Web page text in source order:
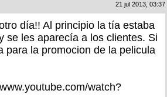
21 jul 2013, 03:37
día!! Al principio la tía estaba
se les aparecía a los clientes. Si
para la promocion de la pelicula
watch?